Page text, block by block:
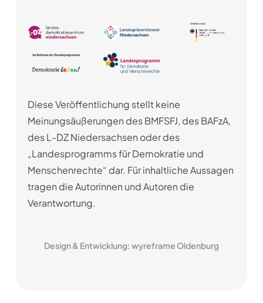
Diese Veröffentlichung stellt keine
Meinungsäußerungen des BMFSFJ, des BAFzA,
des L-DZ Niedersachsen oder des
„Landesprogramms für Demokratie und
Menschenrechte“ dar. Für inhaltliche Aussagen
tragen die Autorinnen und Autoren die
Verantwortung.
Design & Entwicklung: wyreframe Oldenburg